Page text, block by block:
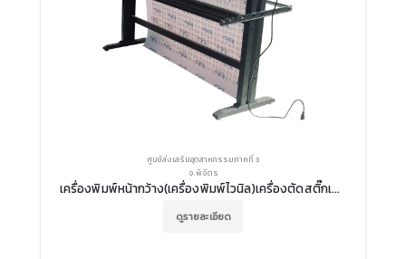
ศูนย์ส่งเสริมอุตสาหกรรมภาคที่ 3
จ.พิจิตร
เครื่องพิมพ์หน้ากว้าง(เครื่องพิมพ์ไวนิล)เครื่องตัดสติ๊กเกอร์
ดูรายละเอียด